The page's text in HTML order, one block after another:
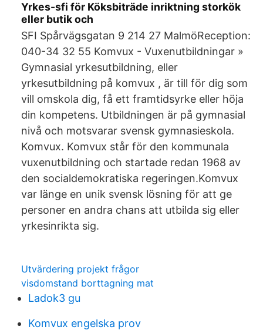
Yrkes-sfi för Köksbiträde inriktning storkök
eller butik och
SFI Spårvägsgatan 9 214 27 MalmöReception:
040-34 32 55 Komvux - Vuxenutbildningar »
Gymnasial yrkesutbildning, eller
yrkesutbildning på komvux , är till för dig som
vill omskola dig, få ett framtidsyrke eller höja
din kompetens. Utbildningen är på gymnasial
nivå och motsvarar svensk gymnasieskola.
Komvux. Komvux står för den kommunala
vuxenutbildning och startade redan 1968 av
den socialdemokratiska regeringen.Komvux
var länge en unik svensk lösning för att ge
personer en andra chans att utbilda sig eller
yrkesinrikta sig.
Utvärdering projekt frågor
visdomstand borttagning mat
Ladok3 gu
Komvux engelska prov